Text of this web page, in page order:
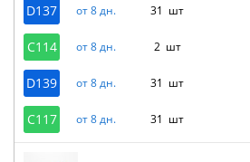
D137 от 8 дн. 31 шт
C114 от 8 дн. 2 шт
D139 от 8 дн. 31 шт
C117 от 8 дн. 31 шт